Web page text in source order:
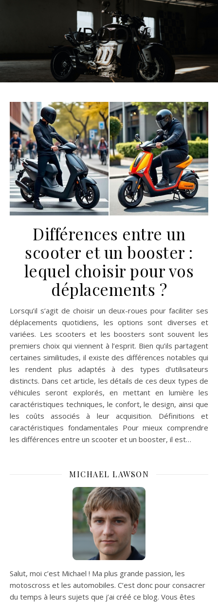
VROOM
Différences entre un
scooter et un booster :
lequel choisir pour vos
déplacements ?
Lorsqu’il s’agit de choisir un deux-roues pour faciliter ses
déplacements quotidiens, les options sont diverses et
variées. Les scooters et les boosters sont souvent les
premiers choix qui viennent à l’esprit. Bien qu’ils partagent
certaines similitudes, il existe des différences notables qui
les rendent plus adaptés à des types d’utilisateurs
distincts. Dans cet article, les détails de ces deux types de
véhicules seront explorés, en mettant en lumière les
caractéristiques techniques, le confort, le design, ainsi que
les coûts associés à leur acquisition. Définitions et
caractéristiques fondamentales Pour mieux comprendre
les différences entre un scooter et un booster, il est…
MICHAEL LAWSON
Salut, moi c’est Michael ! Ma plus grande passion, les
motoscross et les automobiles. C’est donc pour consacrer
du temps à leurs sujets que j’ai créé ce blog. Vous êtes